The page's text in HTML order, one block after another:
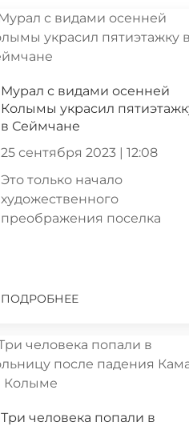
Мурал с видами осенней
Колымы украсил
в Сеймчане
25 сентября 2023 | 12:08
Это только начало
художественного
преображения поселка
ПОДРОБНЕЕ
Три человека попали в